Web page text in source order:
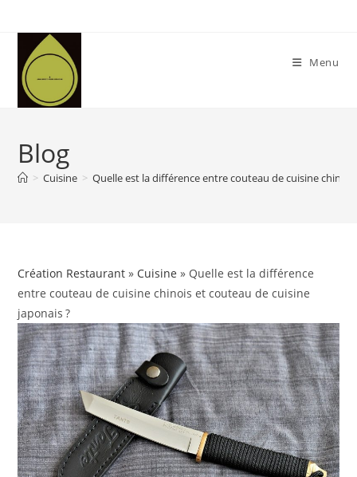
content
Menu
Blog
> Cuisine > Quelle est la différence entre couteau de cuisine
Création Restaurant » Cuisine » Quelle est la différence
entre couteau de cuisine chinois et couteau de cuisine
japonais ?